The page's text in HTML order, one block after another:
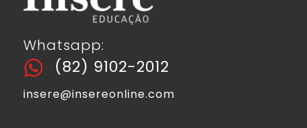
Whatsapp:
(82) 9102-2012
insere@insereonline.com